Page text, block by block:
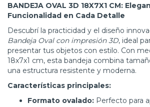
BANDEJA OVAL 3D 18X7X1 CM:
Funcionalidad en Cada Detalle
Descubrí la practicidad y el diseño
Bandeja Oval con impresión 3D, ideal
presentar tus objetos con estilo. Con
18x7x1 cm, esta bandeja combina
una estructura resistente y moderna.
Características principales:
Formato ovalado: Perfecto para